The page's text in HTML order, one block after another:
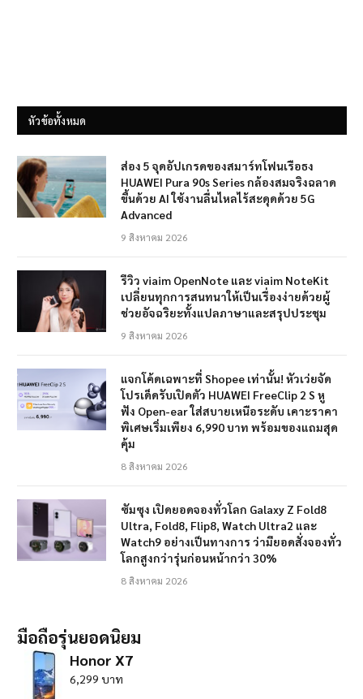
หัวข้อทั้งหมด
ส่อง 5 จุดอัปเกรดของสมาร์ทโฟนเรือธง
HUAWEI Pura 90s Series กล้องสมจริงฉลาด
ขึ้นด้วย AI ใช้งานลื่นไหลไร้สะดุดด้วย 5G
Advanced
9 สิงหาคม 2026
รีวิว viaim OpenNote และ viaim NoteKit
เปลี่ยนทุกการสนทนาให้เป็นเรื่องง่ายด้วยผู้
ช่วยอัจฉริยะทั้งแปลภาษาและสรุปประชุม
9 สิงหาคม 2026
แจกโค้ดเฉพาะที่ Shopee เท่านั้น! หัวเว่ยจัด
โปรเด็ดรับเปิดตัว HUAWEI FreeClip 2 S หู
ฟัง Open-ear ใส่สบายเหนือระดับ เคาะราคา
พิเศษเริ่มเพียง 6,990 บาท พร้อมของแถมสุด
คุ้ม
8 สิงหาคม 2026
ซัมซุง เปิดยอดจองทั่วโลก Galaxy Z Fold8
Ultra, Fold8, Flip8, Watch Ultra2 และ
Watch9 อย่างเป็นทางการ ว่ามียอดสั่งจองทั่ว
โลกสูงกว่ารุ่นก่อนหน้ากว่า 30%
8 สิงหาคม 2026
มือถือรุ่นยอดนิยม
Honor X7
6,299 บาท